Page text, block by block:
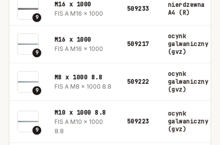
9
M16 x 1000
FIS A M16 x 1000
509233
nierdzewna
A4 (R)
9
M16 x 1000
FIS A M16 x 1000
509217
ocynk
galwaniczny
(gvz)
9
M8 x 1000 8.8
FIS A M8 x 1000 8.8
509222
ocynk
galwaniczny
(gvz)
9
M10 x 1000 8.8
FIS A M10 x 1000
8.8
509223
ocynk
galwaniczny
(gvz)